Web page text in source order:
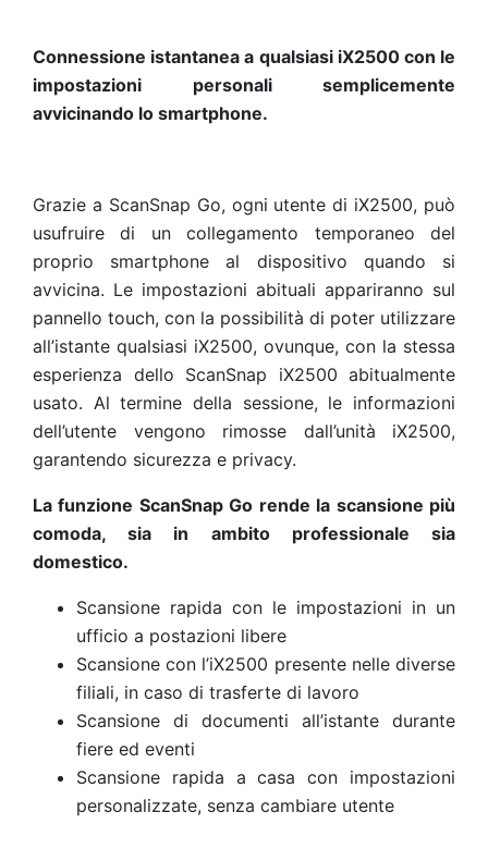
Connessione istantanea a qualsiasi iX2500 con le
impostazioni personali semplicemente
avvicinando lo smartphone.
Grazie a ScanSnap Go, ogni utente di iX2500, può
usufruire di un collegamento temporaneo del
proprio smartphone al dispositivo quando si
avvicina. Le impostazioni abituali appariranno sul
pannello touch, con la possibilità di poter utilizzare
all’istante qualsiasi iX2500, ovunque, con la stessa
esperienza dello ScanSnap iX2500 abitualmente
usato. Al termine della sessione, le informazioni
dell’utente vengono rimosse dall’unità iX2500,
garantendo sicurezza e privacy.
La funzione ScanSnap Go rende la scansione più
comoda, sia in ambito professionale sia
domestico.
Scansione rapida con le impostazioni in un
ufficio a postazioni libere
Scansione con l’iX2500 presente nelle diverse
filiali, in caso di trasferte di lavoro
Scansione di documenti all’istante durante
fiere ed eventi
Scansione rapida a casa con impostazioni
personalizzate, senza cambiare utente